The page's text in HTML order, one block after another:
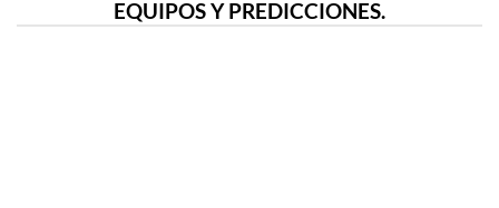
EQUIPOS Y PREDICCIONES.